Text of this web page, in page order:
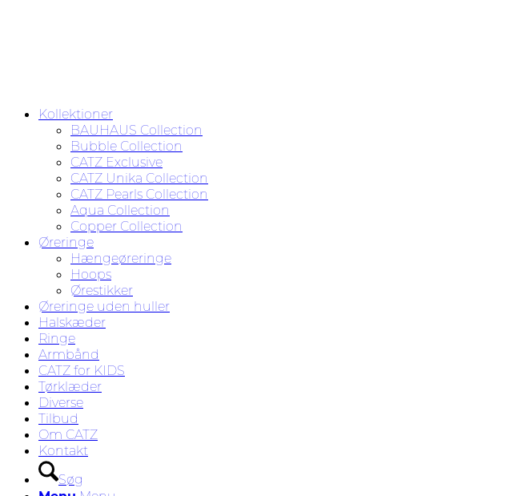
Kollektioner
BAUHAUS Collection
Bubble Collection
CATZ Exclusive
CATZ Unika Collection
CATZ Pearls Collection
Aqua Collection
Copper Collection
Øreringe
Hængeøreringe
Hoops
Ørestikker
Øreringe uden huller
Halskæder
Ringe
Armbånd
CATZ for KIDS
Tørklæder
Diverse
Tilbud
Om CATZ
Kontakt
Søg